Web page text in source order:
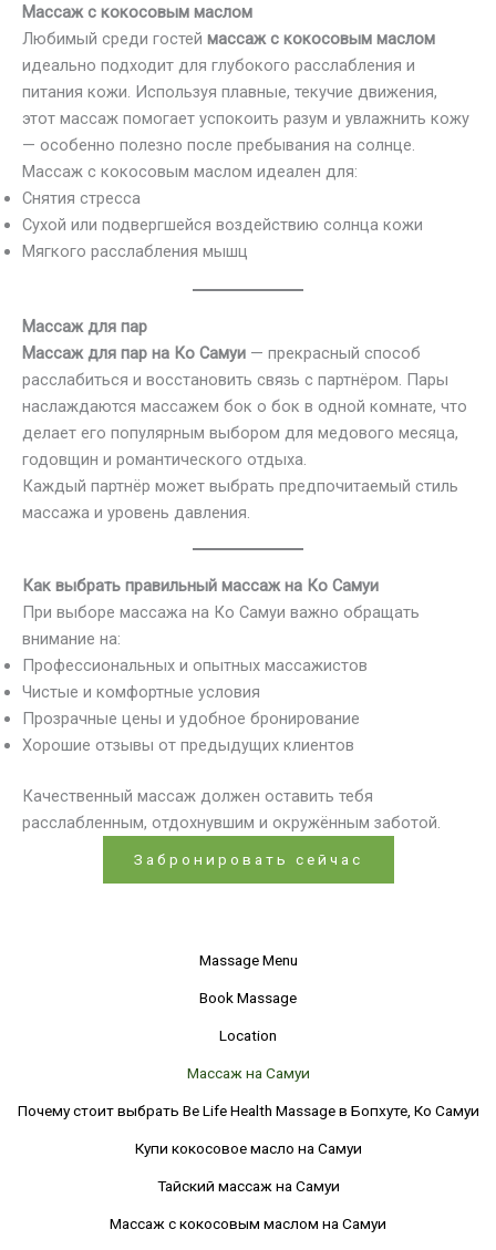
Массаж с кокосовым маслом
Любимый среди гостей массаж с кокосовым маслом
идеально подходит для глубокого расслабления и
питания кожи. Используя плавные, текучие движения,
этот массаж помогает успокоить разум и увлажнить кожу
— особенно полезно после пребывания на солнце.
Массаж с кокосовым маслом идеален для:
Снятия стресса
Сухой или подвергшейся воздействию солнца кожи
Мягкого расслабления мышц
Массаж для пар
Массаж для пар на Ко Самуи — прекрасный способ
расслабиться и восстановить связь с партнёром. Пары
наслаждаются массажем бок о бок в одной комнате, что
делает его популярным выбором для медового месяца,
годовщин и романтического отдыха.
Каждый партнёр может выбрать предпочитаемый стиль
массажа и уровень давления.
Как выбрать правильный массаж на Ко Самуи
При выборе массажа на Ко Самуи важно обращать
внимание на:
Профессиональных и опытных массажистов
Чистые и комфортные условия
Прозрачные цены и удобное бронирование
Хорошие отзывы от предыдущих клиентов
Качественный массаж должен оставить тебя
расслабленным, отдохнувшим и окружённым заботой.
Забронировать сейчас
Massage Menu
Book Massage
Location
Массаж на Самуи
Почему стоит выбрать Be Life Health Massage в Бопхуте, Ко Самуи
Купи кокосовое масло на Самуи
Тайский массаж на Самуи
Массаж с кокосовым маслом на Самуи